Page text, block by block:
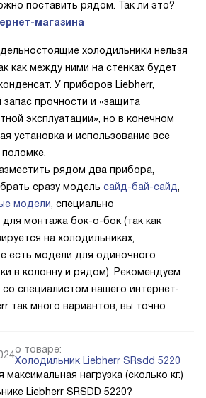
поставить рядом. Так ли это?
магазина
холодильники нельзя
как между ними на стенках будет
У приборов Liebherr,
прочности и «защита
эксплуатации», но в конечном
установка и использование все
рядом два прибора,
сразу модель сайд-бай-сайд
модели , специально
монтажа бок-о-бок (так как
на холодильниках,
есть модели для одиночного
в колонну и рядом). Рекомендуем
со специалистом нашего интернет-
так много вариантов, вы точно
о товаре:
Холодильник Liebherr SRsdd 5220
нагрузка (сколько кг.)
Liebherr SRSDD 5220?